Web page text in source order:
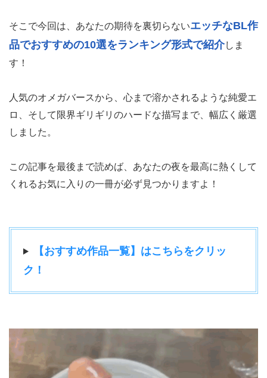
そこで今回は、あなたの期待を裏切らないエッチなBL作
品でおすすめの10選をランキング形式で紹介しま
す！
人気のオメガバースから、心まで溶かされるような純愛エ
ロ、そして限界ギリギリのハードな描写まで、幅広く厳選
しました。
この記事を最後まで読めば、あなたの夜を最高に熱くして
くれるお気に入りの一冊が必ず見つかりますよ！
【おすすめ作品一覧】はこちらをクリッ
ク！